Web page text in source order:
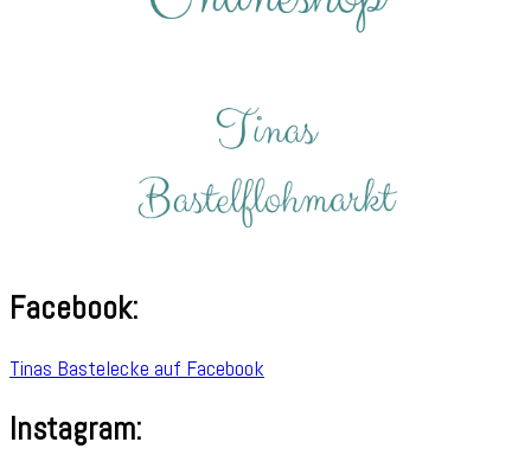
Facebook:
Tinas Bastelecke auf Facebook
Instagram: